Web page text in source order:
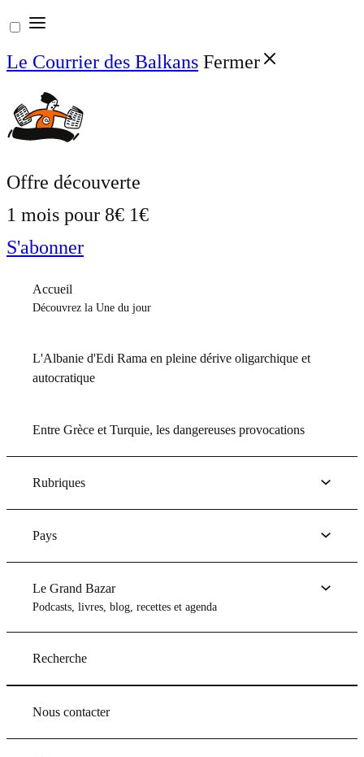
Aller
au
contenu
Le Courrier des Balkans Fermer
Offre découverte
1 mois pour 8€ 1€
S'abonner
Accueil
Découvrez la Une du jour
L'Albanie d'Edi Rama en pleine dérive oligarchique et
autocratique
Entre Grèce et Turquie, les dangereuses provocations
Rubriques
Pays
Le Grand Bazar
Podcasts, livres, blog, recettes et agenda
Recherche
Nous contacter